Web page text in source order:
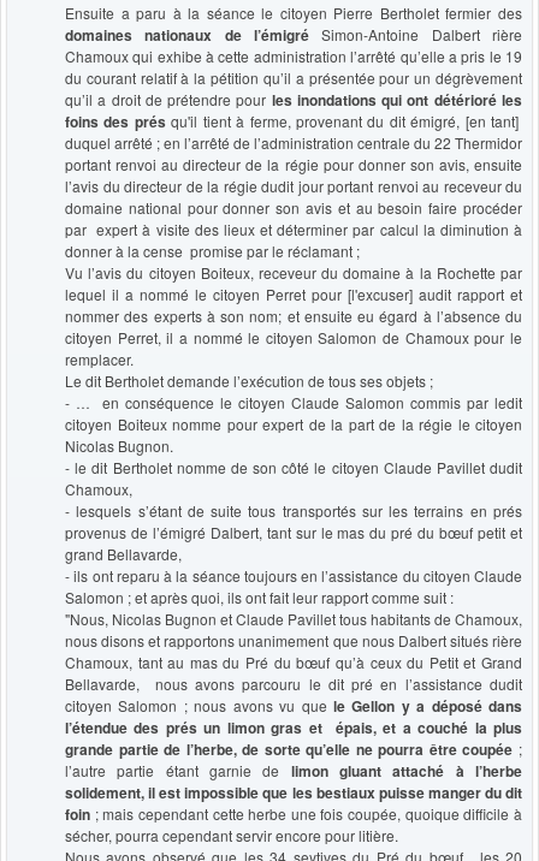
Ensuite a paru à la séance le citoyen Pierre Bertholet fermier des
domaines nationaux de l’émigréSimon-Antoine Dalbert rière
Chamoux qui exhibe à cette administration l’arrêté qu’elle a pris le 19
du courant relatif à la pétition qu’il a présentée pour un dégrèvement
qu’il a droit de prétendre pour les inondations qui ont détérioré les
foins des prés qu'il tient à ferme, provenant du dit émigré, [en tant]
duquel arrêté ; en l’arrêté de l’administration centrale du 22 Thermidor
portant renvoi au directeur de la régie pour donner son avis, ensuite
l’avis du directeur de la régie dudit jour portant renvoi au receveur du
domaine national pour donner son avis et au besoin faire procéder
par expert à visite des lieux et déterminer par calcul la diminution à
donner à la cense promise par le réclamant ;
Vu l’avis du citoyen Boiteux, receveur du domaine à la Rochette par
lequel il a nommé le citoyen Perret pour [l'excuser] audit rapport et
nommer des experts à son nom; et ensuite eu égard à l’absence du
citoyen Perret, il a nommé le citoyen Salomon de Chamoux pour le
remplacer.
Le dit Bertholet demande l’exécution de tous ses objets ;
- … en conséquence le citoyen Claude Salomon commis par ledit
citoyen Boiteux nomme pour expert de la part de la régie le citoyen
Nicolas Bugnon.
- le dit Bertholet nomme de son côté le citoyen Claude Pavillet dudit
Chamoux,
- lesquels s’étant de suite tous transportés sur les terrains en prés
provenus de l’émigré Dalbert, tant sur le mas du pré du bœuf petit et
grand Bellavarde,
- ils ont reparu à la séance toujours en l’assistance du citoyen Claude
Salomon ; et après quoi, ils ont fait leur rapport comme suit :
"Nous, Nicolas Bugnon et Claude Pavillet tous habitants de Chamoux,
nous disons et rapportons unanimement que nous Dalbert situés rière
Chamoux, tant au mas du Pré du bœuf qu’à ceux du Petit et Grand
Bellavarde, nous avons parcouru le dit pré en l’assistance dudit
citoyen Salomon ; nous avons vu que le Gellon y a déposé dans
l’étendue des prés un limon gras et épais, et a couché la plus
grande partie de l’herbe, de sorte qu’elle ne pourra être coupée ;
l’autre partie étant garnie de
limon gluant attaché à l’herbe
solidement, il est impossible que les bestiaux puisse manger du dit
foin ; mais cependant cette herbe une fois coupée, quoique difficile à
sécher, pourra cependant servir encore pour litière.
Nous avons observé que les 34 seytives du Pré du bœuf, les 20